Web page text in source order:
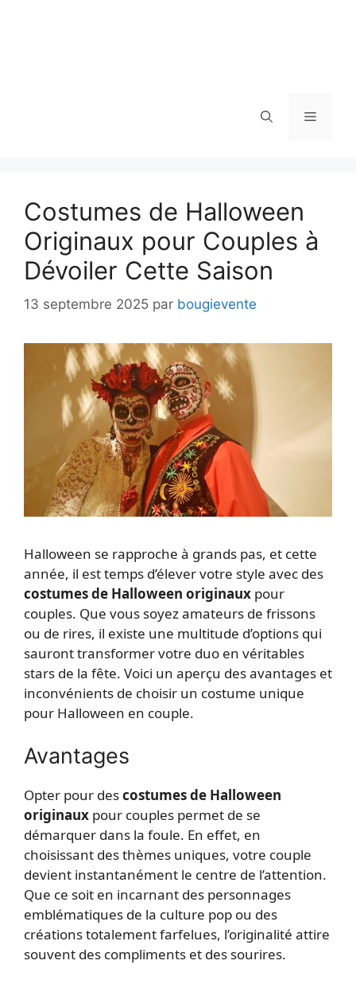
Menu
Costumes de Halloween
Originaux pour Couples à
Dévoiler Cette Saison
13 septembre 2025 par bougievente
Halloween se rapproche à grands pas, et cette
année, il est temps d’élever votre style avec des
costumes de Halloween originaux pour
couples. Que vous soyez amateurs de frissons
ou de rires, il existe une multitude d’options qui
sauront transformer votre duo en véritables
stars de la fête. Voici un aperçu des avantages et
inconvénients de choisir un costume unique
pour Halloween en couple.
Avantages
Opter pour descostumes de Halloween
originaux pour couples permet de se
démarquer dans la foule. En effet, en
choisissant des thèmes uniques, votre couple
devient instantanément le centre de l’attention.
Que ce soit en incarnant des personnages
emblématiques de la culture pop ou des
créations totalement farfelues, l’originalité attire
souvent des compliments et des sourires.